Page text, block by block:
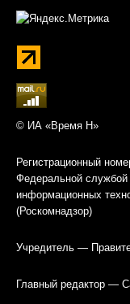
© ИА «Время Н»
Регистрационный
Федеральной службой
информационных
(Роскомнадзор)
Учредитель —
Главный редактор —